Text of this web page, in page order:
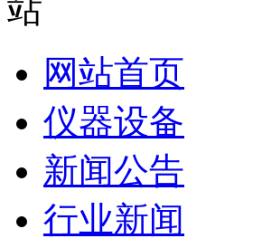
网站首页
仪器设备
新闻公告
行业新闻